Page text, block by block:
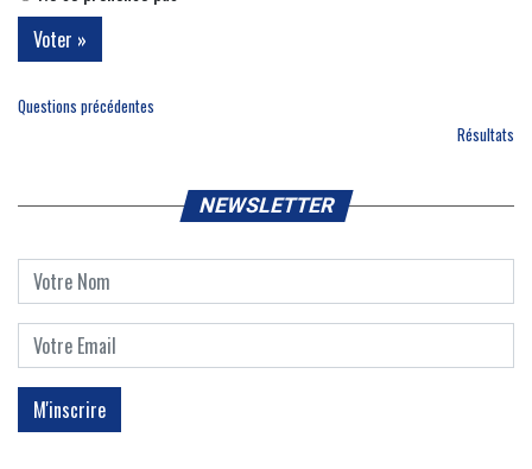
Questions précédentes
Résultats
NEWSLETTER